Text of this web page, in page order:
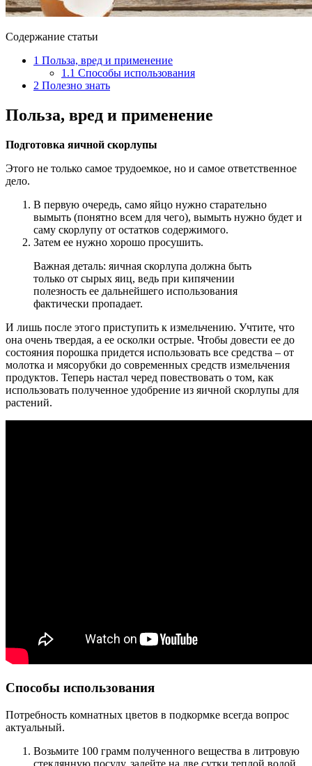
Содержание статьи
1 Польза, вред и применение
1.1 Способы использования
2 Полезно знать
Польза, вред и применение
Подготовка яичной скорлупы
Этого не только самое трудоемкое, но и самое ответственное
дело.
В первую очередь, само яйцо нужно старательно
вымыть (понятно всем для чего), вымыть нужно будет и
саму скорлупу от остатков содержимого.
Затем ее нужно хорошо просушить.
Важная деталь: яичная скорлупа должна быть
только от сырых яиц, ведь при кипячении
полезность ее дальнейшего использования
фактически пропадает.
И лишь после этого приступить к измельчению. Учтите, что
она очень твердая, а ее осколки острые. Чтобы довести ее до
состояния порошка придется использовать все средства – от
молотка и мясорубки до современных средств измельчения
продуктов. Теперь настал черед повествовать о том, как
использовать полученное удобрение из яичной скорлупы для
растений.
Способы использования
Потребность комнатных цветов в подкормке всегда вопрос
актуальный.
Возьмите 100 грамм полученного вещества в литровую
стеклянную посуду, залейте на две сутки теплой водой